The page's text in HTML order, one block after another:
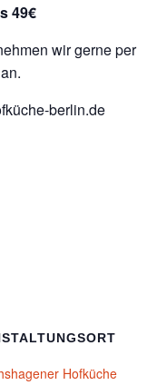
49€
wir gerne per
berlin.de
Hofküche